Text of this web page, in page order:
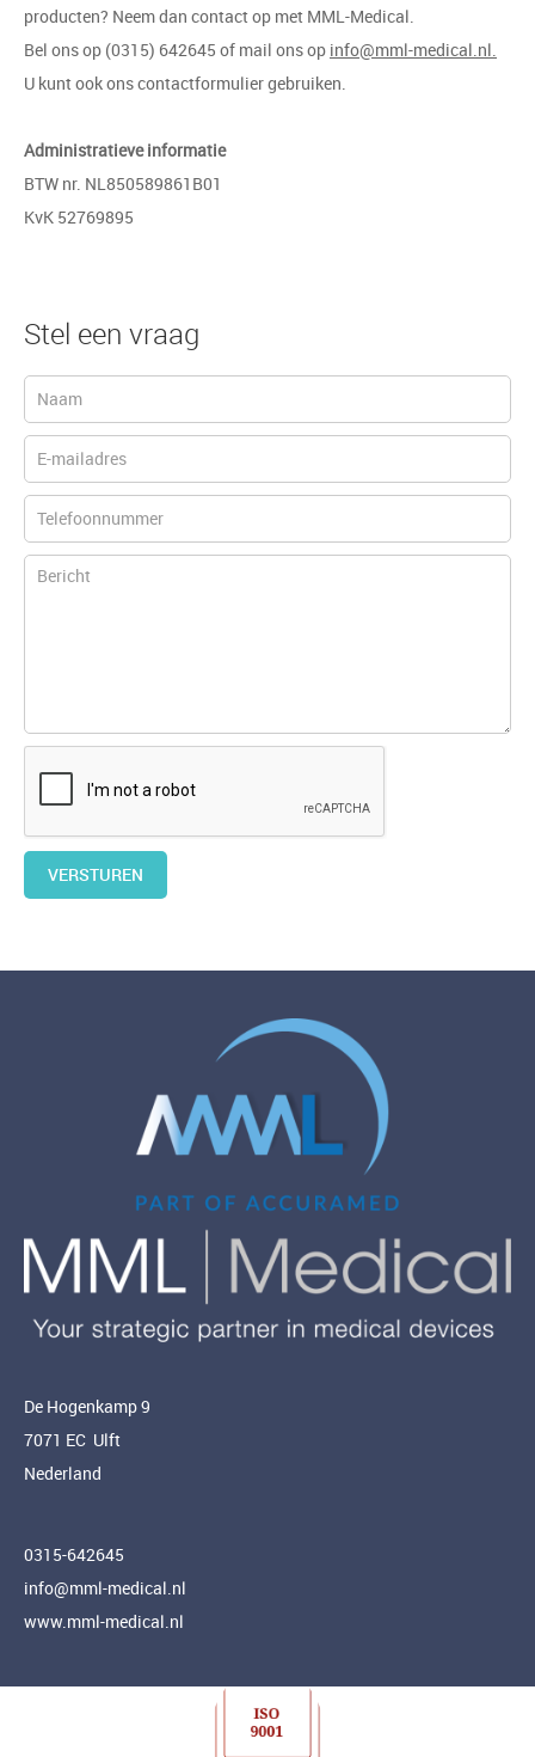
producten? Neem dan contact op met MML-Medical.
Bel ons op (0315) 642645 of mail ons op info@mml-medical.nl.
U kunt ook ons contactformulier gebruiken.
Administratieve informatie
BTW nr. NL850589861B01
KvK 52769895
Stel een vraag
VERSTUREN
De Hogenkamp 9
7071 EC Ulft
Nederland
0315-642645
info@mml-medical.nl
www.mml-medical.nl